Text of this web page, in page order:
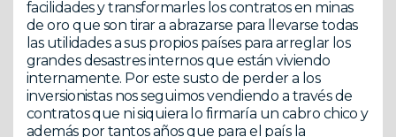
facilidades y transformarles los contratos en minas
de oro que son tirar a abrazarse para llevarse todas
las utilidades a sus propios países para arreglar los
grandes desastres internos que están viviendo
internamente. Por este susto de perder a los
inversionistas nos seguimos vendiendo a través de
contratos que ni siquiera lo firmaría un cabro chico y
además por tantos años que para el país la